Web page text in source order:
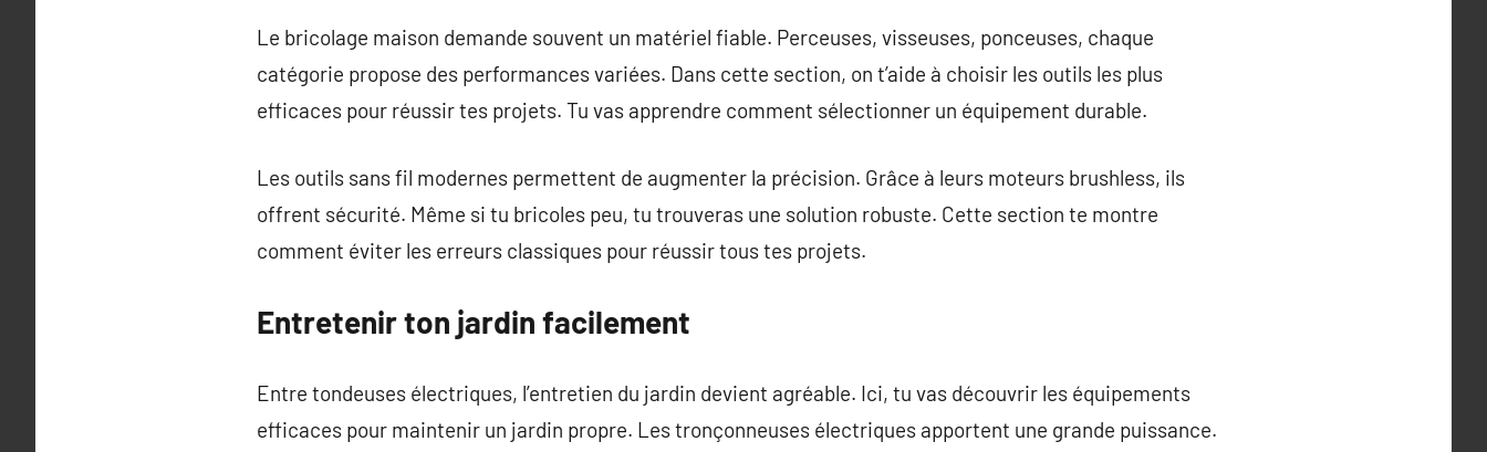
Le bricolage maison demande souvent un matériel fiable. Perceuses, visseuses, ponceuses, chaque
catégorie propose des performances variées. Dans cette section, on t’aide à choisir les outils les plus
efficaces pour réussir tes projets. Tu vas apprendre comment sélectionner un équipement durable.
Les outils sans fil modernes permettent de augmenter la précision. Grâce à leurs moteurs brushless, ils
offrent sécurité. Même si tu bricoles peu, tu trouveras une solution robuste. Cette section te montre
comment éviter les erreurs classiques pour réussir tous tes projets.
Entretenir ton jardin facilement
Entre tondeuses électriques, l’entretien du jardin devient agréable. Ici, tu vas découvrir les équipements
efficaces pour maintenir un jardin propre. Les tronçonneuses électriques apportent une grande puissance.